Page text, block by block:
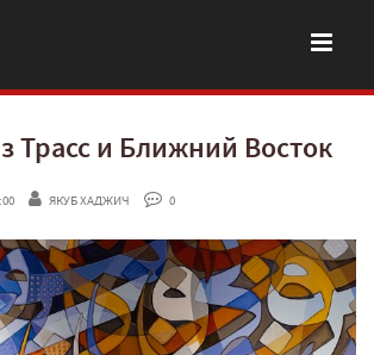
Трасс и Ближний Восток
ЯКУБ ХАДЖИЧ 0